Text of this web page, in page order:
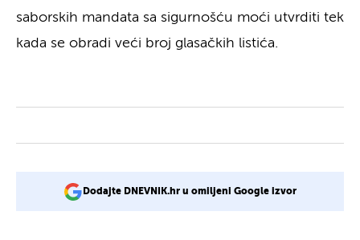
saborskih mandata sa sigurnošću moći utvrditi tek
kada se obradi veći broj glasačkih listića.
Dodajte DNEVNIK.hr u omiljeni Google izvor